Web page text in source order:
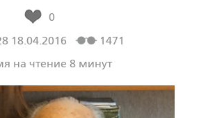
0
18.04.2016
1471
на чтение 8 минут